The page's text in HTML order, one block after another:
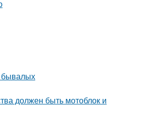
бывалых
должен быть мотоблок и